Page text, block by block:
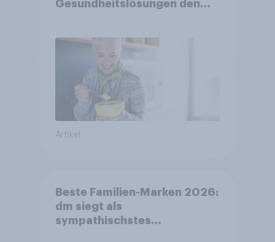
Gesundheitslösungen den
Artikel
Beste Familien-Marken 2026:
dm siegt als
sympathischstes